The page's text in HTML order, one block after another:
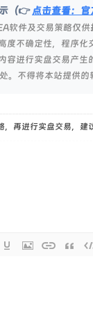
（👉点击查看：
软件及交易策略仅供
度不确定性，程序化
容进行实盘交易产生
。不得将本站提供的
，再进行实盘交易，